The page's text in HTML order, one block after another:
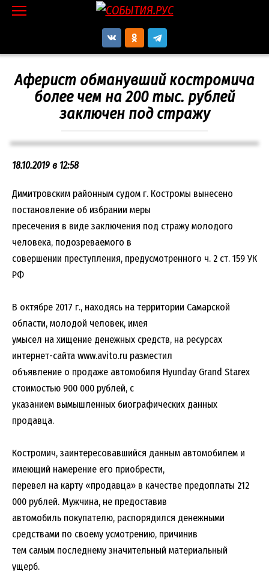
Перейти
Аферист обманувший костромича
более чем на 200 тыс. рублей
заключен под стражу
18.10.2019 в 12:58
Димитровским районным судом г. Костромы вынесено
постановление об избрании меры
пресечения в виде заключения под стражу молодого
человека, подозреваемого в
совершении преступления, предусмотренного ч. 2 ст. 159 УК
РФ
В октябре 2017 г., находясь на территории Самарской
области, молодой человек, имея
умысел на хищение денежных средств, на ресурсах
интернет-сайта www.avito.ru разместил
объявление о продаже автомобиля Hyunday Grand Starex
стоимостью 900 000 рублей, с
указанием вымышленных биографических данных
продавца.
Костромич, заинтересовавшийся данным автомобилем и
имеющий намерение его приобрести,
перевел на карту «продавца» в качестве предоплаты 212
000 рублей. Мужчина, не предоставив
автомобиль покупателю, распорядился денежными
средствами по своему усмотрению, причинив
тем самым последнему значительный материальный
ущерб.